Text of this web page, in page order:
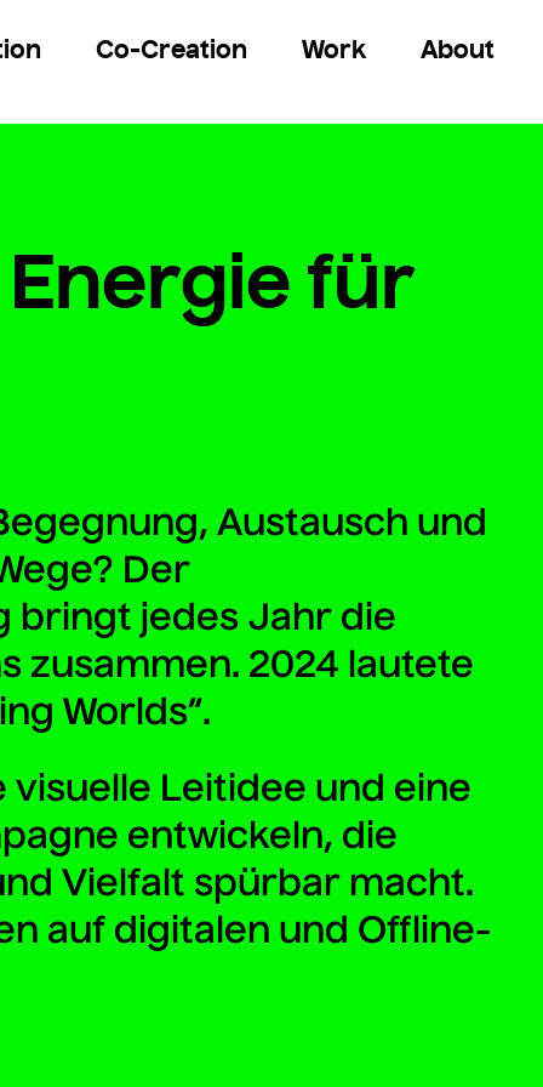
Co-Creation Work About
für
Austausch und
Der
bringt jedes Jahr die
zusammen. 2024 lautete
Worlds“.
visuelle Leitidee und eine
entwickeln, die
Vielfalt spürbar macht.
auf digitalen und Offline-